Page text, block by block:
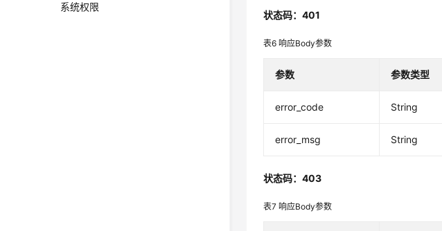
系统权限
状态码：401
表6响应Body参数
参数 参数类型
error_code String
error_msg String
状态码：403
表7响应Body参数